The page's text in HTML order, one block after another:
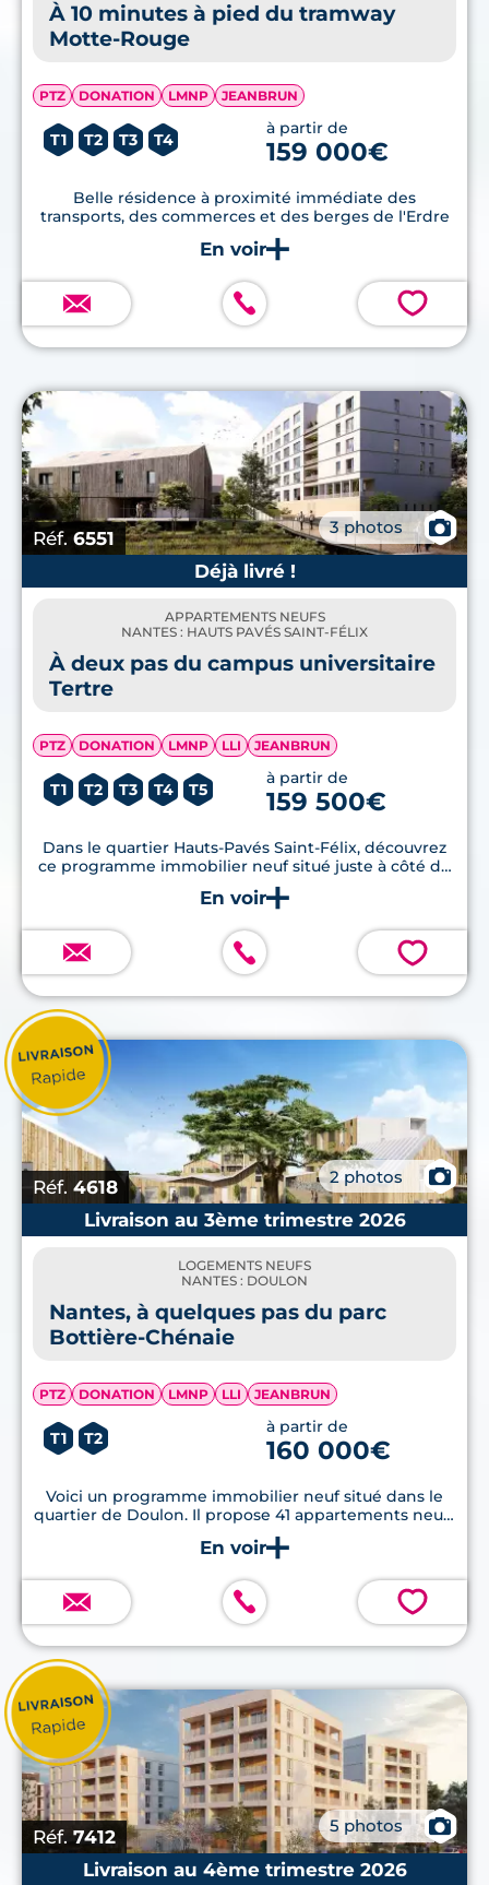
À 10 minutes à pied du tramway
Motte-Rouge
PTZ DONATION LMNP JEANBRUN
T1 T2 T3 T4
à partir de
159 000€
Belle résidence à proximité immédiate des
transports, des commerces et des berges de l'Erdre
💗
Réf. 6551 3 photos
📷
Déjà livré !
APPARTEMENTS NEUFS
NANTES : HAUTS PAVÉS SAINT-FÉLIX
À deux pas du campus universitaire
Tertre
PTZ DONATION LMNP LLI JEANBRUN
T1 T2 T3 T4 T5
à partir de
159 500€
Dans le quartier Hauts-Pavés Saint-Félix, découvrez
ce programme immobilier neuf situé juste à côté du
campus universitaire Tertre. Des studios et des
appartements de 2 pièces sont disponibles à la
💗
Réf. 4618 2 photos
📷
Livraison au 3ème trimestre 2026
LOGEMENTS NEUFS
NANTES : DOULON
Nantes, à quelques pas du parc
Bottière-Chénaie
PTZ DONATION LMNP LLI JEANBRUN
T1 T2
à partir de
160 000€
Voici un programme immobilier neuf situé dans le
quartier de Doulon. Il propose 41 appartements neufs
de 2 à 4 pièces et tous disposent d'excellentes
prestations de grandes qualités...
💗
Réf.7412 5 photos
📷
Livraison au 4ème trimestre 2026